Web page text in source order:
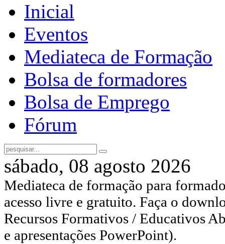
Inicial
Eventos
Mediateca de Formação
Bolsa de formadores
Bolsa de Emprego
Fórum
sábado, 08 agosto 2026
Mediateca de formação para
acesso livre e gratuito. Faça o
Recursos Formativos / Educativos
e apresentações PowerPoint).